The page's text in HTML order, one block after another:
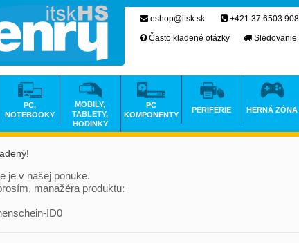
je v našej ponuke.
manažéra produktu:
ID0
eshop@itsk.sk +421 37 6503 908
Často kladené otázky
Sledovanie
PC,
NOTEBOOKY
MOBILY,
TABLETY,
HODINKY
PC
KOMPONENTY
PERIFÉRIE HERNÁ ZÓNA